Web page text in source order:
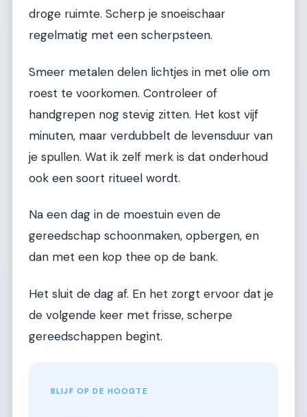
droge ruimte. Scherp je snoeischaar
regelmatig met een scherpsteen.
Smeer metalen delen lichtjes in met olie om
roest te voorkomen. Controleer of
handgrepen nog stevig zitten. Het kost vijf
minuten, maar verdubbelt de levensduur van
je spullen. Wat ik zelf merk is dat onderhoud
ook een soort ritueel wordt.
Na een dag in de moestuin even de
gereedschap schoonmaken, opbergen, en
dan met een kop thee op de bank.
Het sluit de dag af. En het zorgt ervoor dat je
de volgende keer met frisse, scherpe
gereedschappen begint.
BLIJF OP DE HOOGTE